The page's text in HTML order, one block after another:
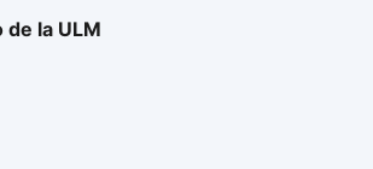
la ULM